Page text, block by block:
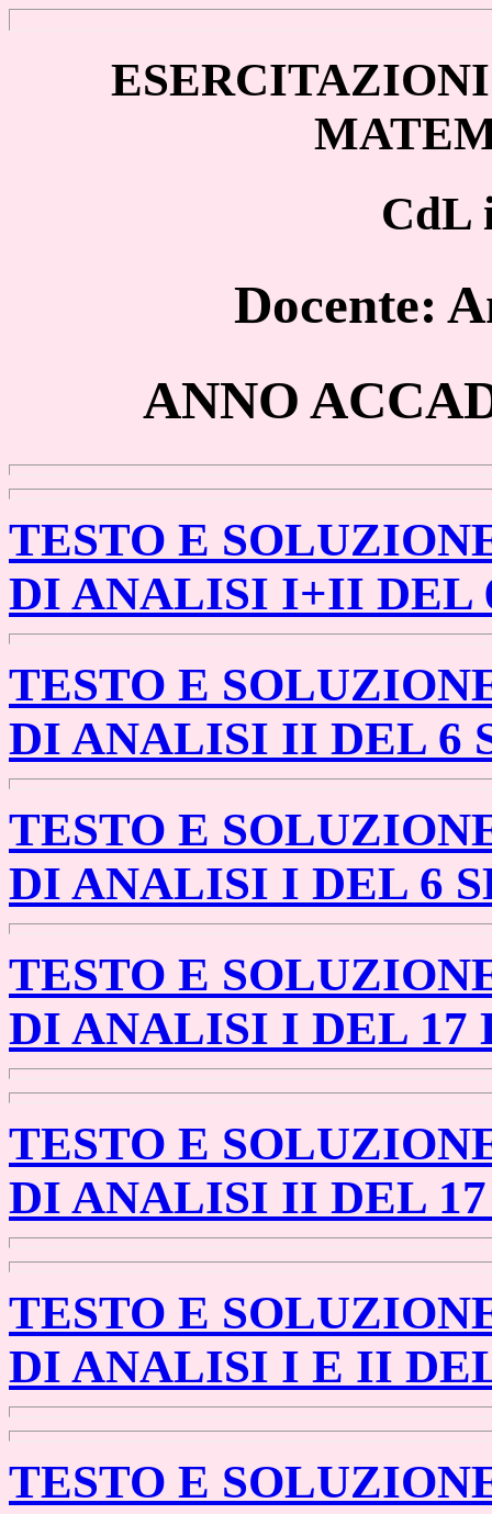
CdL
Docente:
ANNO
TESTO E
DI ANALISI I+II DEL
TESTO E
DI ANALISI II DEL 6
TESTO E
DI ANALISI I DEL 6
TESTO E
DI ANALISI I DEL 17
TESTO E
DI ANALISI II DEL
TESTO E
DI ANALISI I E II
TESTO E